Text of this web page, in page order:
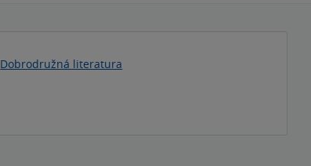
Dobrodružná literatura